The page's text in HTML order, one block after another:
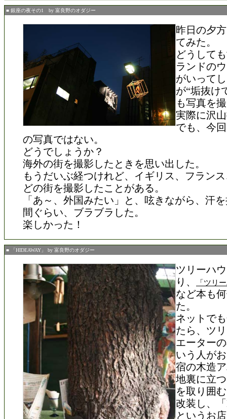
■ 銀座の夜その1 by 富良野のオダジー
昨日の夕
てみた。
どうして
ランドの
がいって
が“垢抜け
も写真を
実際に沢
でも、今
の写真ではない。
どうでしょうか？
海外の街を撮影したときを思い出した。
もうだいぶ経つけれど、イギリス、フラン
どの街を撮影したことがある。
「あ～、外国みたい」と、呟きながら、汗
間ぐらい、ブラブラした。
楽しかった！
■ 「HIDEAWAY」 by 富良野のオダジー
ツリーハ
り、
「ツリ
など本も
た。
ネットで
たら、ツ
エーター
いう人が
宿の木造
地裏に立
を取り囲
改装し、
というお